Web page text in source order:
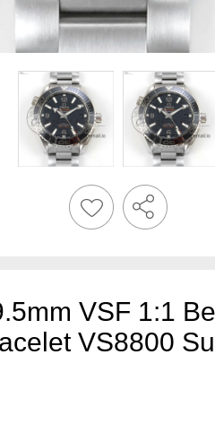
VS8800